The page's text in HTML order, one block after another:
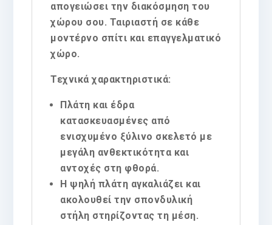
απογειώσει την διακόσμηση του
χώρου σου. Ταιριαστή σε κάθε
μοντέρνο σπίτι και επαγγελματικό
χώρο.
Τεχνικά χαρακτηριστικά:
Πλάτη και έδρα
κατασκευασμένες από
ενισχυμένο ξύλινο σκελετό με
μεγάλη ανθεκτικότητα και
αντοχές στη φθορά.
Η ψηλή πλάτη αγκαλιάζει και
ακολουθεί την σπονδυλική
στήλη στηρίζοντας τη μέση.